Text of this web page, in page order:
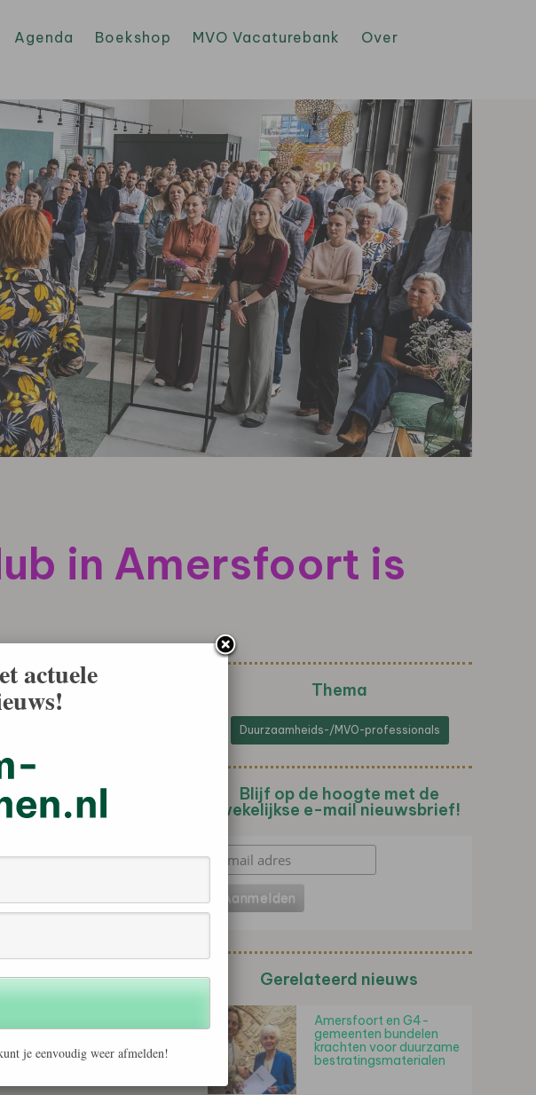
Agenda Boekshop MVO Vacaturebank
Over
in Amersfoort is
De nieuwe
en
samen aan
gezondheid.
Sinds de
ontmoetingsplek
data
demonstraties
Thema
Duurzaamheids-/MVO-professionals
Blijf op de hoogte met de
wekelijkse e-mail nieuwsbrief!
Gerelateerd nieuws
Amersfoort en G4-
gemeenten bundelen
krachten voor duurzame
bestratingsmaterialen
actuele
je eenvoudig weer afmelden!